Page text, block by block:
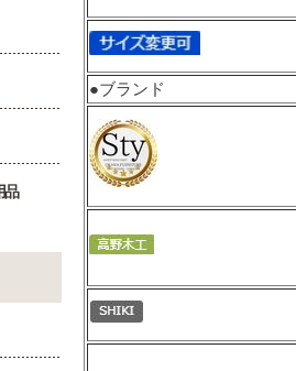
品
●ブランド